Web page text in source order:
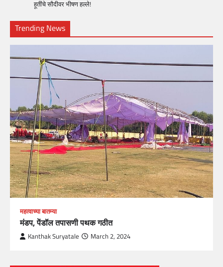
हूतींचे सौदीवर भीषण हल्ले!
Trending News
महत्वाच्या बातम्या
मंडप, पेंडॉल तपासणी पथक गठीत
Kanthak Suryatale March 2, 2024